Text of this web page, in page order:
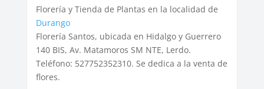
Florería y Tienda de Plantas en la localidad de
Durango
Florería Santos, ubicada en Hidalgo y Guerrero
140 BIS, Av. Matamoros SM NTE, Lerdo.
Teléfono: 527752352310. Se dedica a la venta de
flores.